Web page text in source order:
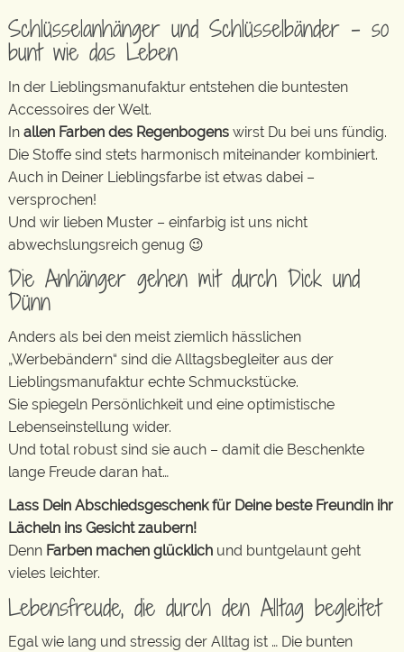
Schlüsselanhänger und Schlüsselbänder – so
bunt wie das Leben
In der Lieblingsmanufaktur entstehen die buntesten
Accessoires der Welt.
In allen Farben des Regenbogens wirst Du bei uns fündig.
Die Stoffe sind stets harmonisch miteinander kombiniert.
Auch in Deiner Lieblingsfarbe ist etwas dabei –
versprochen!
Und wir lieben Muster – einfarbig ist uns nicht
abwechslungsreich genug 😉
Die Anhänger gehen mit durch Dick und
Dünn
Anders als bei den meist ziemlich hässlichen
„Werbebändern“ sind die Alltagsbegleiter aus der
Lieblingsmanufaktur echte Schmuckstücke.
Sie spiegeln Persönlichkeit und eine optimistische
Lebenseinstellung wider.
Und total robust sind sie auch – damit die Beschenkte
lange Freude daran hat…
Lass Dein Abschiedsgeschenk für Deine beste Freundin ihr
Lächeln ins Gesicht zaubern!
Denn Farben machen glücklich und buntgelaunt geht
vieles leichter.
Lebensfreude, die durch den Alltag begleitet
Egal wie lang und stressig der Alltag ist … Die bunten